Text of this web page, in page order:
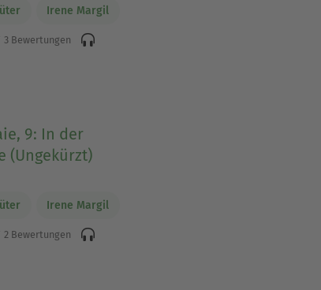
Irene Margil
3 Bewertungen
9: In der
(Ungekürzt)
Irene Margil
2 Bewertungen